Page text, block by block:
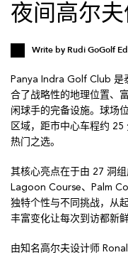
夜间高尔
Write by Rudi GoGolf
Panya Indra Golf Club 是
合了战略性的地理位置、
闲球手的完备设施。球场
区域，距市中心车程约
热门之选。
其核心亮点在于由 27 洞
Lagoon Course、Palm
独特个性与不同挑战，从
丰富变化让每次到访都新鲜
由知名高尔夫设计师